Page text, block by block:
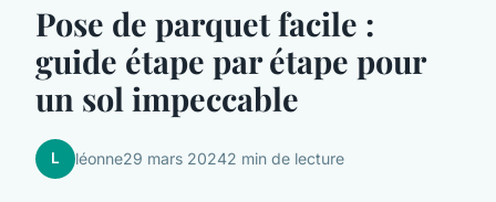
Pose de parquet facile :
guide étape par étape pour
un sol impeccable
L léonne29 mars 20242 min de lecture